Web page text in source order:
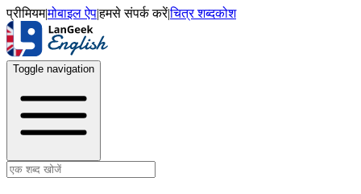
प्रीमियम|मोबाइल ऐप|हमसे संपर्क करें|चित्र शब्दकोश
Toggle navigation